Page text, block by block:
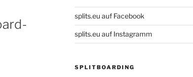
splits.eu auf Facebook
splits.eu auf Instagramm
SPLITBOARDING